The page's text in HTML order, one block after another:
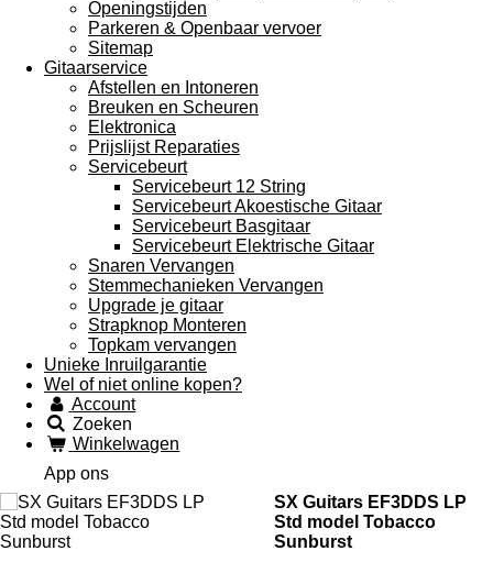
Openingstijden
Parkeren & Openbaar vervoer
Sitemap
Gitaarservice
Afstellen en Intoneren
Breuken en Scheuren
Elektronica
Prijslijst Reparaties
Servicebeurt
Servicebeurt 12 String
Servicebeurt Akoestische Gitaar
Servicebeurt Basgitaar
Servicebeurt Elektrische Gitaar
Snaren Vervangen
Stemmechanieken Vervangen
Upgrade je gitaar
Strapknop Monteren
Topkam vervangen
Unieke Inruilgarantie
Wel of niet online kopen?
Account
Zoeken
Winkelwagen
App ons
SX Guitars EF3DDS LP
Std model Tobacco
Sunburst